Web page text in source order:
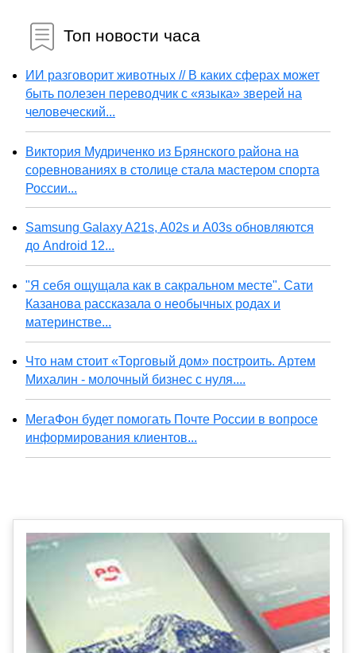
Топ новости часа
ИИ разговорит животных // В каких сферах может
быть полезен переводчик с «языка» зверей на
человеческий...
Виктория Мудриченко из Брянского района на
соревнованиях в столице стала мастером спорта
России...
Samsung Galaxy A21s, A02s и A03s обновляются
до Android 12...
"Я себя ощущала как в сакральном месте". Сати
Казанова рассказала о необычных родах и
материнстве...
Что нам стоит «Торговый дом» построить. Артем
Михалин - молочный бизнес с нуля....
МегаФон будет помогать Почте России в вопросе
информирования клиентов...